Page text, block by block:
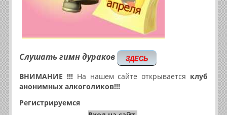
Слушать гимн дураков ЗДЕСЬ
ВНИМАНИЕ !!!На нашем сайте открывается клуб
анонимных алкоголиков!!!
Регистрируемся